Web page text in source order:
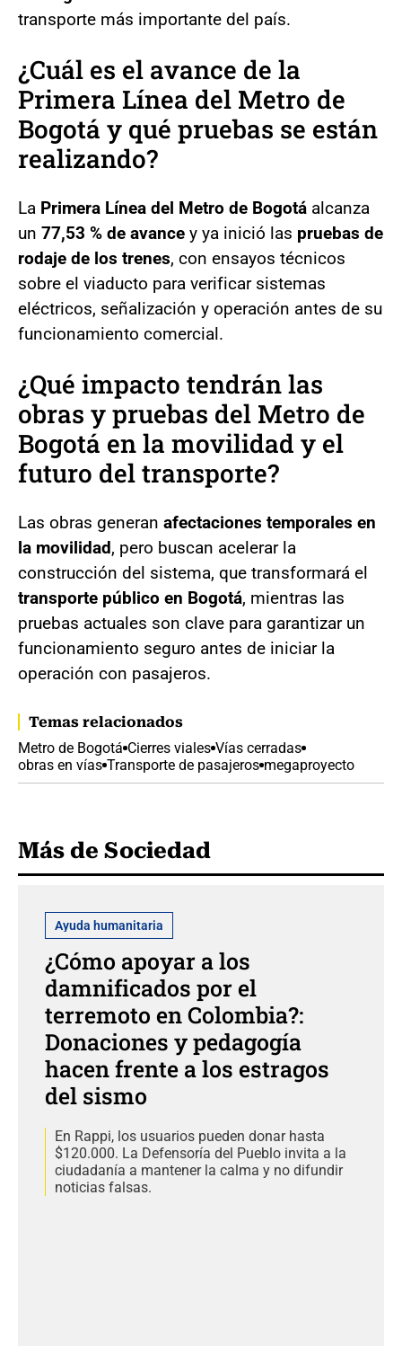
transporte más importante del país.
¿Cuál es el avance de la
Primera Línea del Metro de
Bogotá y qué pruebas se están
realizando?
La Primera Línea del Metro de Bogotá alcanza
un 77,53 % de avance y ya inició las pruebas de
rodaje de los trenes, con ensayos técnicos
sobre el viaducto para verificar sistemas
eléctricos, señalización y operación antes de su
funcionamiento comercial.
¿Qué impacto tendrán las
obras y pruebas del Metro de
Bogotá en la movilidad y el
futuro del transporte?
Las obras generan afectaciones temporales en
la movilidad, pero buscan acelerar la
construcción del sistema, que transformará el
transporte público en Bogotá, mientras las
pruebas actuales son clave para garantizar un
funcionamiento seguro antes de iniciar la
operación con pasajeros.
Temas relacionados
Metro de Bogotá Cierres viales Vías cerradas
obras en vías Transporte de pasajeros megaproyecto
Más de Sociedad
Ayuda humanitaria
¿Cómo apoyar a los
damnificados por el
terremoto en Colombia?:
Donaciones y pedagogía
hacen frente a los estragos
del sismo
En Rappi, los usuarios pueden donar hasta
$120.000. La Defensoría del Pueblo invita a la
ciudadanía a mantener la calma y no difundir
noticias falsas.